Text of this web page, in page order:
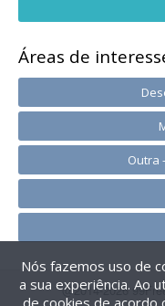
Áreas de
Outra
@2014-2026
Nós fazemos uso de
a sua experiência. Ao
de cookies de acordo